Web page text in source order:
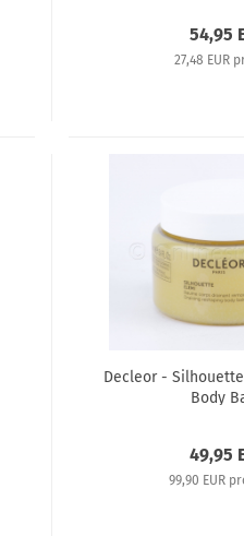
54,95
27,48 EUR
Decleor -
Body
49,95
99,90 EUR